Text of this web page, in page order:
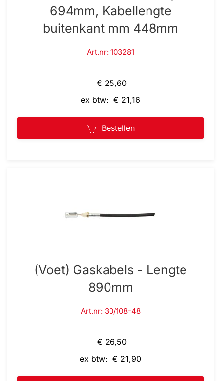
694mm, Kabellengte
buitenkant mm 448mm
Art.nr: 103281
€ 25,60
ex btw: € 21,16
Bestellen
(Voet) Gaskabels - Lengte
890mm
Art.nr: 30/108-48
€ 26,50
ex btw: € 21,90